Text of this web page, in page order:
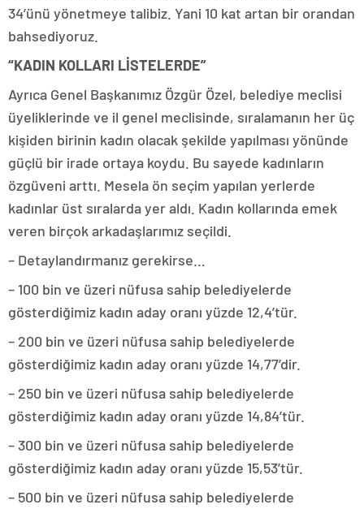
34’ünü yönetmeye talibiz. Yani 10 kat artan bir orandan
bahsediyoruz.
“KADIN KOLLARI LİSTELERDE”
Ayrıca Genel Başkanımız Özgür Özel, belediye meclisi
üyeliklerinde ve il genel meclisinde, sıralamanın her üç
kişiden birinin kadın olacak şekilde yapılması yönünde
güçlü bir irade ortaya koydu. Bu sayede kadınların
özgüveni arttı. Mesela ön seçim yapılan yerlerde
kadınlar üst sıralarda yer aldı. Kadın kollarında emek
veren birçok arkadaşlarımız seçildi.
– Detaylandırmanız gerekirse…
– 100 bin ve üzeri nüfusa sahip belediyelerde
gösterdiğimiz kadın aday oranı yüzde 12,4’tür.
– 200 bin ve üzeri nüfusa sahip belediyelerde
gösterdiğimiz kadın aday oranı yüzde 14,77’dir.
– 250 bin ve üzeri nüfusa sahip belediyelerde
gösterdiğimiz kadın aday oranı yüzde 14,84’tür.
– 300 bin ve üzeri nüfusa sahip belediyelerde
gösterdiğimiz kadın aday oranı yüzde 15,53’tür.
– 500 bin ve üzeri nüfusa sahip belediyelerde